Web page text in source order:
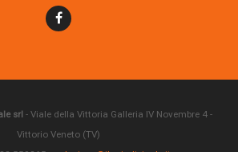
srl- Viale della Vittoria Galleria IV Novembre 4 -
Vittorio Veneto (TV)